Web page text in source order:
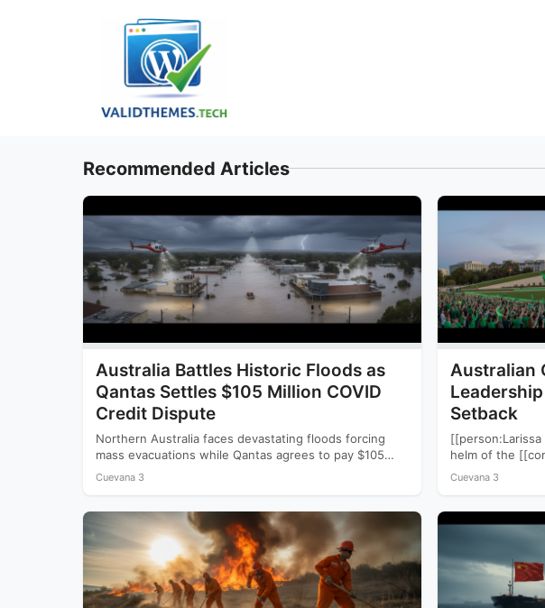
Recommended Articles
Australia Battles Historic Floods as
Qantas Settles $105 Million COVID
Credit Dispute
Northern Australia faces devastating floods forcing
mass evacuations while Qantas agrees to pay $105
million to settle a…
Cuevana 3
Australian
Setback
helm of the
Greens]]
Cuevana 3